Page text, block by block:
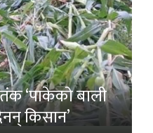
‘पाकेको बाली
किसान’